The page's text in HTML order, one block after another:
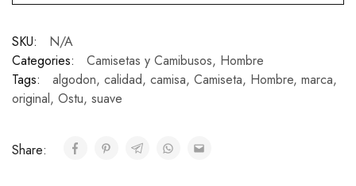
SKU:
N/A
Categories:
Camisetas y Camibusos, Hombre
Tags:
algodon, calidad, camisa, Camiseta, Hombre, marca,
original, Ostu, suave
Share: